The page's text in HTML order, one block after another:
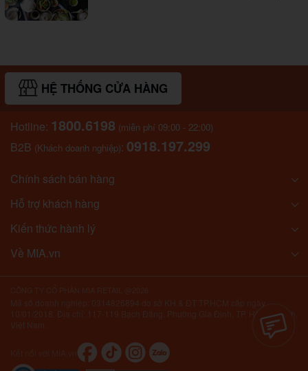
HỆ THỐNG CỬA HÀNG
Hotline: 1800.6198 (miễn phí 09:00 - 22:00)
B2B (Khách doanh nghiệp): 0918.197.299
Chính sách bán hàng
Hỗ trợ khách hàng
Kiến thức hành lý
Về MIA.vn
10/01/2018. Địa chỉ: 117-119 Bạch Đằng, Phường Gia Định, TP. Hồ Chí Minh,